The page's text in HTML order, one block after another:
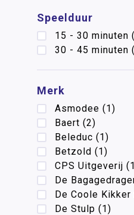
Speelduur
15 - 30 minuten
30 - 45 minuten
Merk
Asmodee (1)
Baert (2)
Beleduc (1)
Betzold (1)
CPS Uitgeverij
De
De Coole Kikker
De Stulp (1)